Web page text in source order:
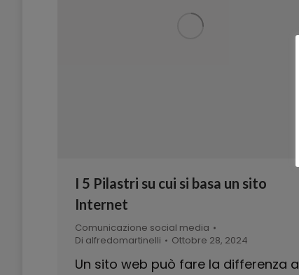
I 5 Pilastri su cui si basa un sito
Internet
Comunicazione social media
Di alfredomartinelli Ottobre 28, 2024
Un sito web può fare la differenza a